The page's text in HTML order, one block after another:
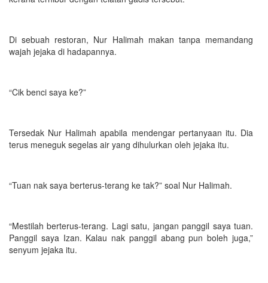
Di sebuah restoran, Nur Halimah makan tanpa memandang
wajah jejaka di hadapannya.
“Cik benci saya ke?”
Tersedak Nur Halimah apabila mendengar pertanyaan itu. Dia
terus meneguk segelas air yang dihulurkan oleh jejaka itu.
“Tuan nak saya berterus-terang ke tak?” soal Nur Halimah.
“Mestilah berterus-terang. Lagi satu, jangan panggil saya tuan.
Panggil saya Izan. Kalau nak panggil abang pun boleh juga,”
senyum jejaka itu.